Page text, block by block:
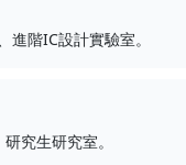
階IC設計實驗室。
究生研究室。